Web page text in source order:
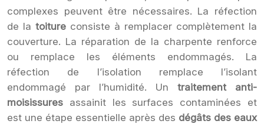
complexes peuvent être nécessaires. La réfection
de la toiture consiste à remplacer complètement la
couverture. La réparation de la charpente renforce
ou remplace les éléments endommagés. La
réfection de l’isolation remplace l’isolant
endommagé par l’humidité. Un traitement anti-
moisissures assainit les surfaces contaminées et
est une étape essentielle après des dégâts des eaux